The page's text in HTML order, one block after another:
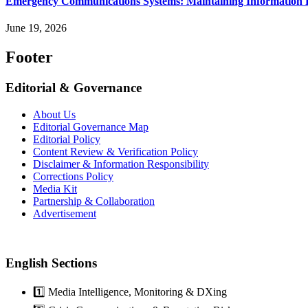
June 19, 2026
Footer
Editorial & Governance
About Us
Editorial Governance Map
Editorial Policy
Content Review & Verification Policy
Disclaimer & Information Responsibility
Corrections Policy
Media Kit
Partnership & Collaboration
Advertisement
English Sections
1️⃣ Media Intelligence, Monitoring & DXing